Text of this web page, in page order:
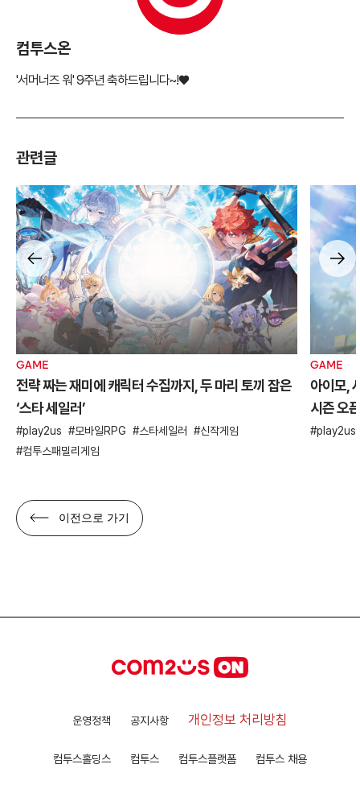
컴투스온
'서머너즈 워' 9주년 축하드립니다~!♥
관련글
GAME
전략 짜는 재미에 캐릭터 수집까지, 두 마리 토끼 잡은
‘스타 세일러’
play2us 모바일RPG 스타세일러
신작게임
컴투스패밀리게임
GAME
아이모,
시즌 오픈
play2us
이전으로 가기
운영정책 공지사항 개인정보 처리방침
컴투스홀딩스 컴투스 컴투스플랫폼 컴투스 채용